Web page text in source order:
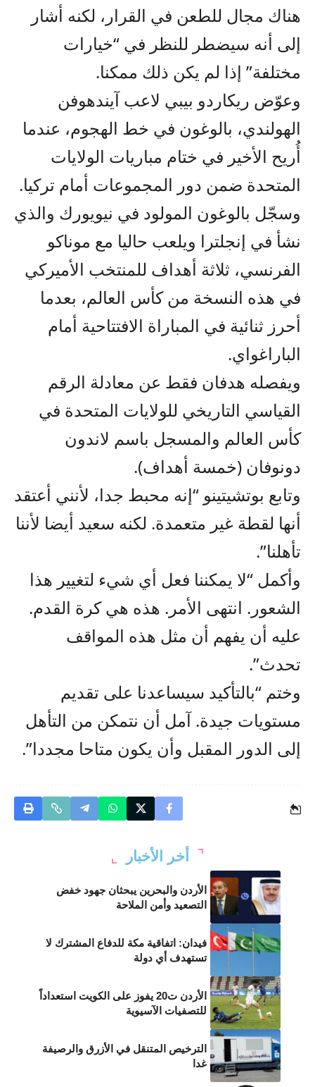
هناك مجال للطعن في القرار، لكنه أشار
إلى أنه سيضطر للنظر في “خيارات
مختلفة” إذا لم يكن ذلك ممكنا.
وعوّض ريكاردو بيبي لاعب آيندهوفن
الهولندي، بالوغون في خط الهجوم، عندما
أُريح الأخير في ختام مباريات الولايات
المتحدة ضمن دور المجموعات أمام تركيا.
وسجّل بالوغون المولود في نيويورك والذي
نشأ في إنجلترا ويلعب حاليا مع موناكو
الفرنسي، ثلاثة أهداف للمنتخب الأميركي
في هذه النسخة من كأس العالم، بعدما
أحرز ثنائية في المباراة الافتتاحية أمام
الباراغواي.
ويفصله هدفان فقط عن معادلة الرقم
القياسي التاريخي للولايات المتحدة في
كأس العالم والمسجل باسم لاندون
دونوفان (خمسة أهداف).
وتابع بوتشيتينو “إنه محبط جدا، لأنني أعتقد
أنها لقطة غير متعمدة. لكنه سعيد أيضا لأننا
تأهلنا”.
وأكمل “لا يمكننا فعل أي شيء لتغيير هذا
الشعور. انتهى الأمر. هذه هي كرة القدم.
عليه أن يفهم أن مثل هذه المواقف
تحدث”.
وختم “بالتأكيد سيساعدنا على تقديم
مستويات جيدة. آمل أن نتمكن من التأهل
إلى الدور المقبل وأن يكون متاحا مجددا”.
أخر الأخبار
الأردن والبحرين يبحثان جهود خفض
التصعيد وأمن الملاحة
فيدان: اتفاقية مكة للدفاع المشترك لا
تستهدف أي دولة
الأردن ت20 يفوز على الكويت استعداداً
للتصفيات الآسيوية
الترخيص المتنقل في الأزرق والرصيفة
غدا